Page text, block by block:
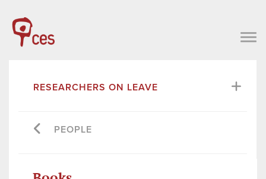
RESEARCHERS ON LEAVE
PEOPLE